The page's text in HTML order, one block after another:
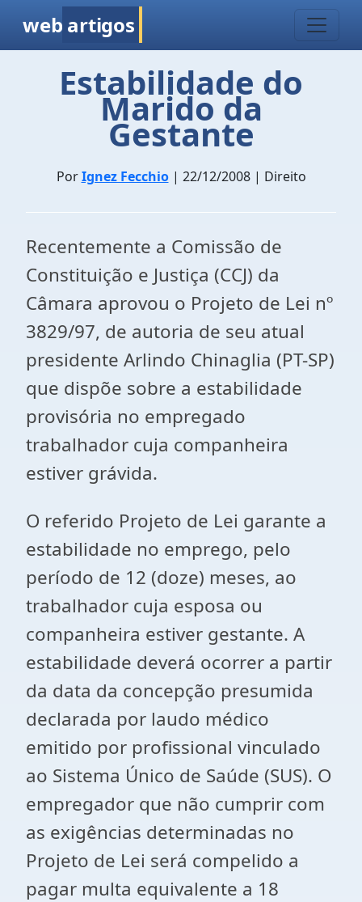
web artigos
Estabilidade do
Marido da
Gestante
PorIgnez Fecchio| 22/12/2008 | Direito
Recentemente a Comissão de
Constituição e Justiça (CCJ) da
Câmara aprovou o Projeto de Lei nº
3829/97, de autoria de seu atual
presidente Arlindo Chinaglia (PT-SP)
que dispõe sobre a estabilidade
provisória no empregado
trabalhador cuja companheira
estiver grávida.
O referido Projeto de Lei garante a
estabilidade no emprego, pelo
período de 12 (doze) meses, ao
trabalhador cuja esposa ou
companheira estiver gestante. A
estabilidade deverá ocorrer a partir
da data da concepção presumida
declarada por laudo médico
emitido por profissional vinculado
ao Sistema Único de Saúde (SUS). O
empregador que não cumprir com
as exigências determinadas no
Projeto de Lei será compelido a
pagar multa equivalente a 18